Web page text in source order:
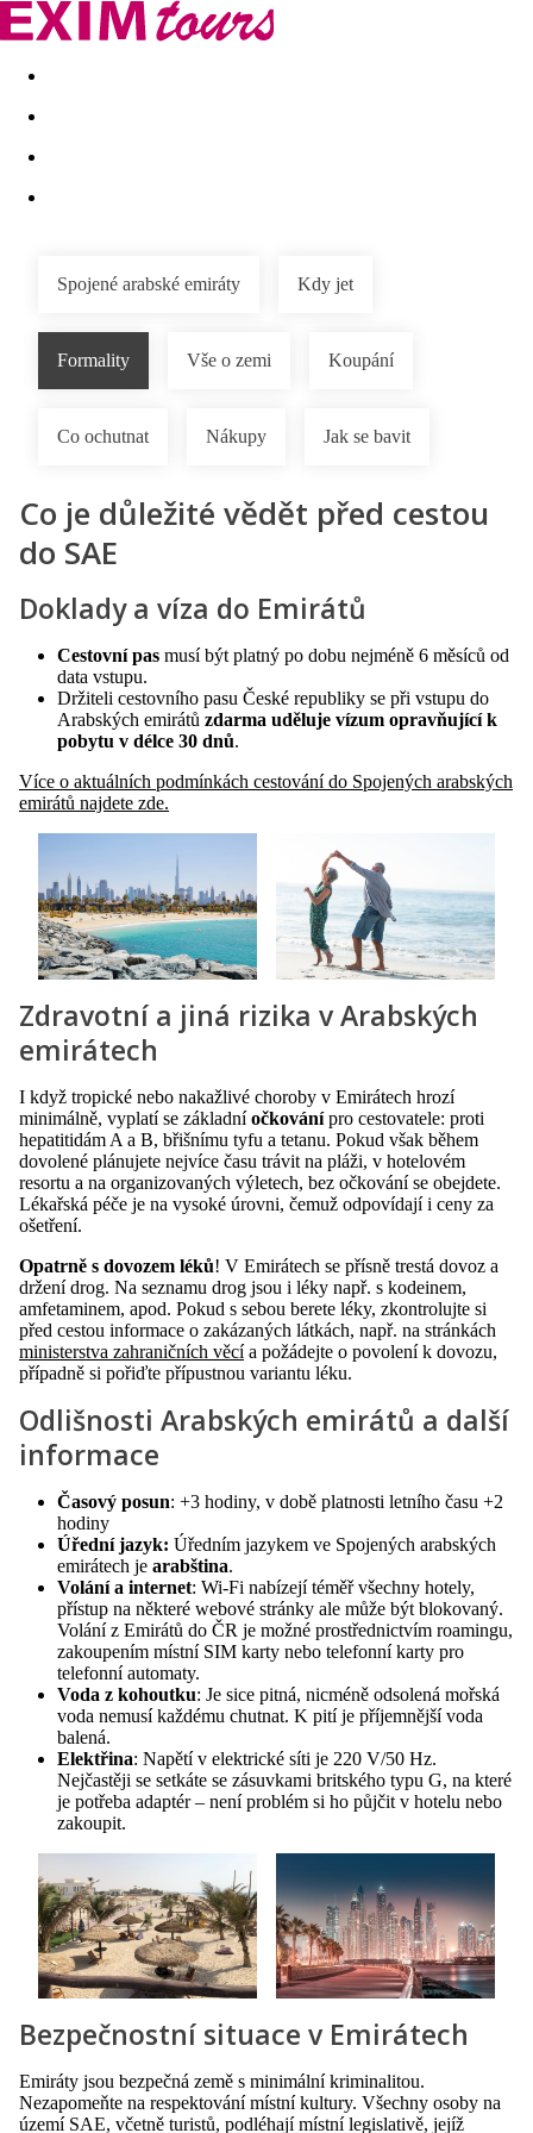
Akční nabídky Last minute
Spojené arabské emiráty Kdy jet
Formality Vše o zemi Koupání
Co ochutnat Nákupy Jak se bavit
Co je důležité vědět před cestou
do SAE
Doklady a víza do Emirátů
Cestovní pas musí být platný po dobu nejméně 6 měsíců od
data vstupu.
Držiteli cestovního pasu České republiky se při vstupu do
Arabských emirátů zdarma uděluje vízum opravňující k
pobytu v délce 30 dnů.
Více o aktuálních podmínkách cestování do Spojených arabských
emirátů najdete zde.
Zdravotní a jiná rizika v Arabských
emirátech
I když tropické nebo nakažlivé choroby v Emirátech hrozí
minimálně, vyplatí se základníočkovánípro cestovatele: proti
hepatitidám A a B, břišnímu tyfu a tetanu. Pokud však během
dovolené plánujete nejvíce času trávit na pláži, v hotelovém
resortu a na organizovaných výletech, bez očkování se obejdete.
Lékařská péče je na vysoké úrovni, čemuž odpovídají i ceny za
ošetření.
Opatrně s dovozem léků! V Emirátech se přísně trestá dovoz a
držení drog. Na seznamu drog jsou i léky např. s kodeinem,
amfetaminem, apod. Pokud s sebou berete léky, zkontrolujte si
před cestou informace o zakázaných látkách, např. na stránkách
ministerstva zahraničních věcía požádejte o povolení k dovozu,
případně si pořiďte přípustnou variantu léku.
Odlišnosti Arabských emirátů a další
informace
Časový posun: +3 hodiny, v době platnosti letního času +2
hodiny
Úřední jazyk: Úředním jazykem ve Spojených arabských
emirátech je arabština.
Volání a internet: Wi-Fi nabízejí téměř všechny hotely,
přístup na některé webové stránky ale může být blokovaný.
Volání z Emirátů do ČR je možné prostřednictvím roamingu,
zakoupením místní SIM karty nebo telefonní karty pro
telefonní automaty.
Voda z kohoutku: Je sice pitná, nicméně odsolená mořská
voda nemusí každému chutnat. K pití je příjemnější voda
balená.
Elektřina: Napětí v elektrické síti je 220 V/50 Hz.
Nejčastěji se setkáte se zásuvkami britského typu G, na které
je potřeba adaptér – není problém si ho půjčit v hotelu nebo
zakoupit.
Bezpečnostní situace v Emirátech
Emiráty jsou bezpečná země s minimální kriminalitou.
Nezapomeňte na respektování místní kultury. Všechny osoby na
území SAE, včetně turistů, podléhají místní legislativě, jejíž